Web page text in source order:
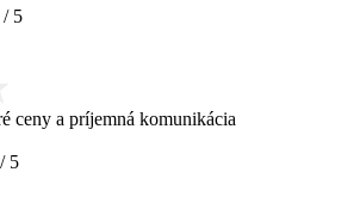
/ 5
ceny a príjemná komunikácia
/ 5